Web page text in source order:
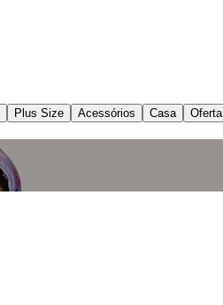
Plus Size Acessórios Casa Oferta